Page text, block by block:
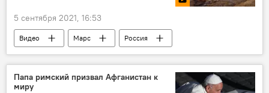
5 сентября 2021, 16:53
Видео Марс Россия
Папа римский призвал Афганистан к
миру